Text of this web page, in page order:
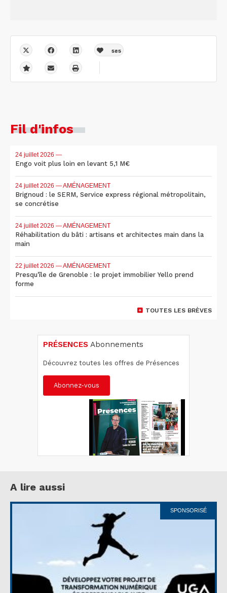
585
Fil d'infos
24 juillet 2026 —
Engo voit plus loin en levant 5,1 M€
24 juillet 2026 — AMÉNAGEMENT
Brignoud : le SERM, Service express régional métropolitain,
se concrétise
24 juillet 2026 — AMÉNAGEMENT
Réhabilitation du bâti : artisans et architectes main dans la
main
22 juillet 2026 — AMÉNAGEMENT
Presqu'île de Grenoble : le projet immobilier Yello prend
forme
TOUTES LES BRÈVES
PRÉSENCES Abonnements
Découvrez toutes les offres de Présences
Abonnez-vous
A lire aussi
SPONSORISÉ